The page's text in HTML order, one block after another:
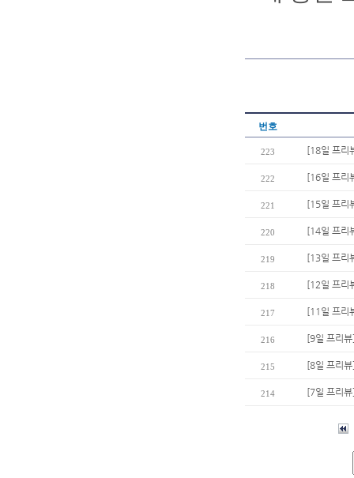
번호
223 [18일 프리
222 [16일 프리
221 [15일 프리
220 [14일 프리
219 [13일 프리
218 [12일 프리
217 [11일 프리
216 [9일 프리
215 [8일 프리
214 [7일 프리